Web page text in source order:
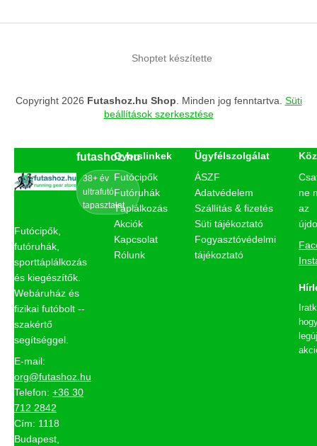
Shoptet készítette
Copyright 2026 Futashoz.hu Shop. Minden jog fenntartva. Süti
beállítások szerkesztése
futashoz.hu
38+ év
ultrafutó
tapasztalat
Futócipők,
futóruhák,
sporttáplálkozás
és kiegészítők.
Webáruház és
fizikai futóbolt --
szakértő
segítséggel.
E-mail:
org@futashoz.hu
Telefon: +36 30
712 2842
Cím: 1118
Budapest,
Gyorslinkek
Futócipők
Futóruhák
Táplálkozás
Akciók
Kapcsolat
Rólunk
Ügyfélszolgálat
ÁSZF
Adatvédelem
Szállítás & fizetés
Süti tájékoztató
Fogyasztóvédelmi
tájékoztató
ne
az